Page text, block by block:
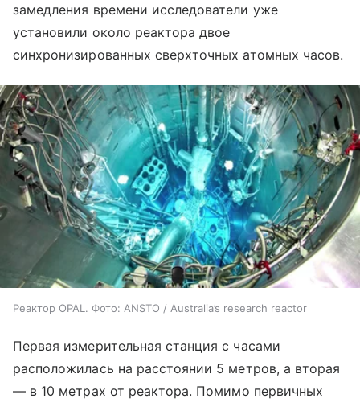
замедления времени исследователи уже
установили около реактора двое
синхронизированных сверхточных атомных часов.
Реактор OPAL. Фото: ANSTO / Australia’s research reactor
Первая измерительная станция с часами
расположилась на расстоянии 5 метров, а вторая
— в 10 метрах от реактора. Помимо первичных